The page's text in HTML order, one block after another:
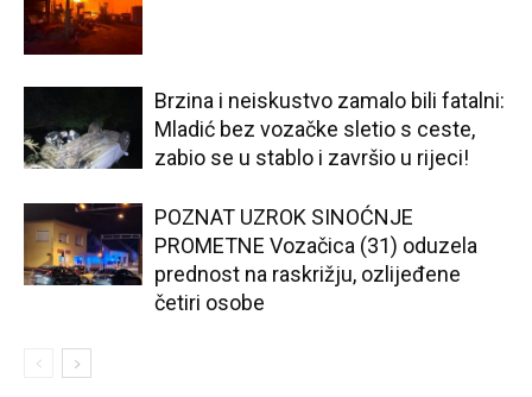
Brzina i neiskustvo zamalo bili fatalni:
Mladić bez vozačke sletio s ceste,
zabio se u stablo i završio u rijeci!
POZNAT UZROK SINOĆNJE
PROMETNE Vozačica (31) oduzela
prednost na raskrižju, ozlijeđene
četiri osobe